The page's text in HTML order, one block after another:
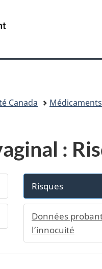
Canada
Canada
:
Risques
Données
l’innocuité